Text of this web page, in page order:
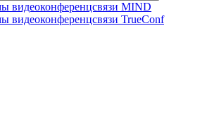
видеоконференцсвязи MIND
видеоконференцсвязи TrueConf